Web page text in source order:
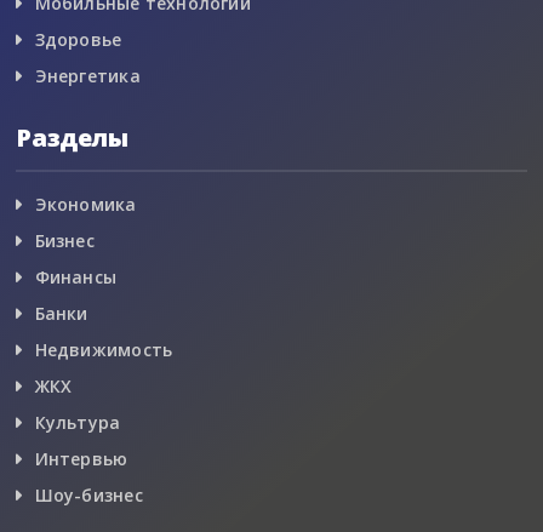
Здоровье
Энергетика
Разделы
Экономика
Бизнес
Финансы
Банки
Недвижимость
ЖКХ
Культура
Интервью
Шоу-бизнес